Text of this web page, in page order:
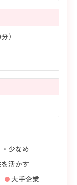
）
少なめ
活かす
大手企業